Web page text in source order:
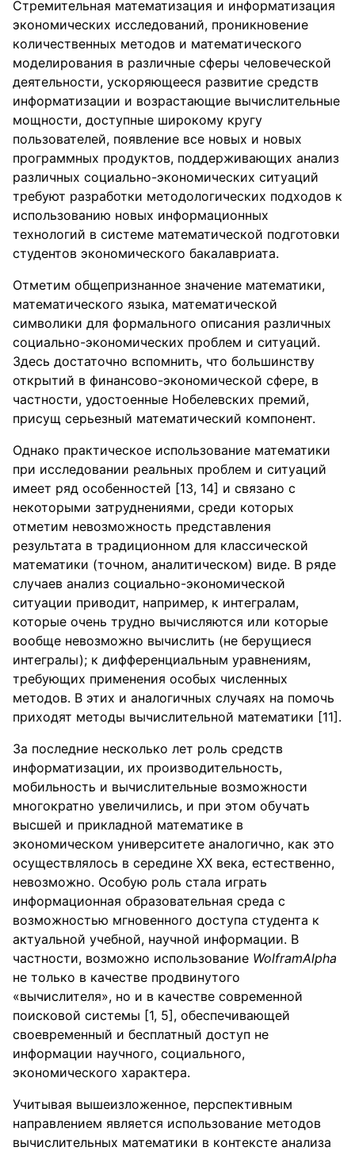
Стремительная математизация и информатизация
экономических исследований, проникновение
количественных методов и математического
моделирования в различные сферы человеческой
деятельности, ускоряющееся развитие средств
информатизации и возрастающие вычислительные
мощности, доступные широкому кругу
пользователей, появление все новых и новых
программных продуктов, поддерживающих анализ
различных социально-экономических ситуаций
требуют разработки методологических подходов к
использованию новых информационных
технологий в системе математической подготовки
студентов экономического бакалавриата.
Отметим общепризнанное значение математики,
математического языка, математической
символики для формального описания различных
социально-экономических проблем и ситуаций.
Здесь достаточно вспомнить, что большинству
открытий в финансово-экономической сфере, в
частности, удостоенные Нобелевских премий,
присущ серьезный математический компонент.
Однако практическое использование математики
при исследовании реальных проблем и ситуаций
имеет ряд особенностей [13, 14] и связано с
некоторыми затруднениями, среди которых
отметим невозможность представления
результата в традиционном для классической
математики (точном, аналитическом) виде. В ряде
случаев анализ социально-экономической
ситуации приводит, например, к интегралам,
которые очень трудно вычисляются или которые
вообще невозможно вычислить (не берущиеся
интегралы); к дифференциальным уравнениям,
требующих применения особых численных
методов. В этих и аналогичных случаях на помочь
приходят методы вычислительной математики [11].
За последние несколько лет роль средств
информатизации, их производительность,
мобильность и вычислительные возможности
многократно увеличились, и при этом обучать
высшей и прикладной математике в
экономическом университете аналогично, как это
осуществлялось в середине XX века, естественно,
невозможно. Особую роль стала играть
информационная образовательная среда с
возможностью мгновенного доступа студента к
актуальной учебной, научной информации. В
частности, возможно использование WolframAlpha
не только в качестве продвинутого
«вычислителя», но и в качестве современной
поисковой системы [1, 5], обеспечивающей
своевременный и бесплатный доступ не
информации научного, социального,
экономического характера.
Учитывая вышеизложенное, перспективным
направлением является использование методов
вычислительных математики в контексте анализа